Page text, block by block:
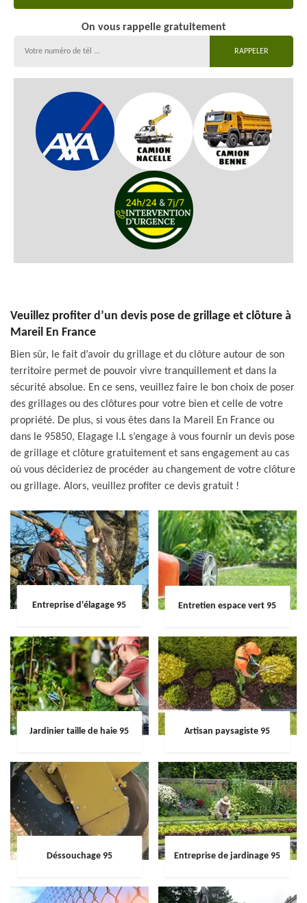
On vous rappelle gratuitement
Veuillez profiter d’un devis pose de grillage et clôture à
Mareil En France
Bien sûr, le fait d’avoir du grillage et du clôture autour de son
territoire permet de pouvoir vivre tranquillement et dans la
sécurité absolue. En ce sens, veuillez faire le bon choix de poser
des grillages ou des clôtures pour votre bien et celle de votre
propriété. De plus, si vous êtes dans la Mareil En France ou
dans le 95850, Elagage I.L s’engage à vous fournir un devis pose
de grillage et clôture gratuitement et sans engagement au cas
où vous décideriez de procéder au changement de votre clôture
ou grillage. Alors, veuillez profiter ce devis gratuit !
Entreprise d'élagage 95 Entretien espace vert 95
Jardinier taille de haie 95 Artisan paysagiste 95
Déssouchage 95 Entreprise de jardinage 95